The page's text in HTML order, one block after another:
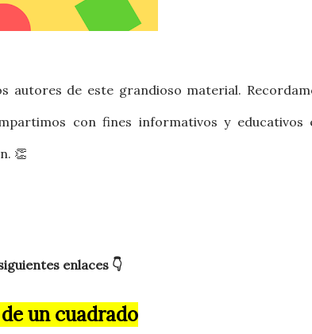
autores de este grandioso material.
con fines informativos y educativos
👏
enlaces 👇
un cuadrado